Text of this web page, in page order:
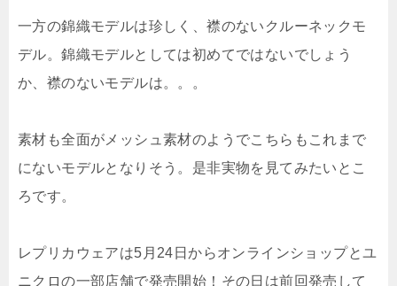
一方の錦織モデルは珍しく、襟のないクルーネックモ
デル。錦織モデルとしては初めてではないでしょう
か、襟のないモデルは。。。
素材も全面がメッシュ素材のようでこちらもこれまで
にないモデルとなりそう。是非実物を見てみたいとこ
ろです。
レプリカウェアは5月24日からオンラインショップとユ
ニクロの一部店舗で発売開始！その日は前回発売して